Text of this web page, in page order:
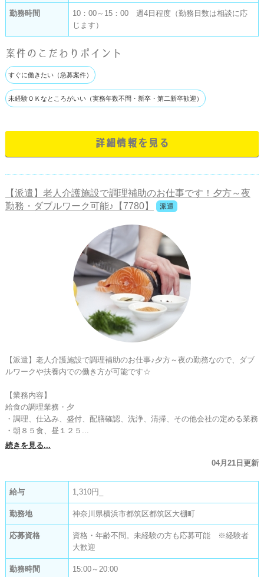
勤務時間
10：00～15：00 週4日程度（勤務日数は相談に応
じます）
案件のこだわりポイント
すぐに働きたい（急募案件）
未経験ＯＫなところがいい（実務年数不問・新卒・第二新卒歓迎）
詳細情報を見る
【派遣】老人介護施設で調理補助のお仕事です！夕方～夜
勤務・ダブルワーク可能♪【7780】
派遣
【派遣】老人介護施設で調理補助のお仕事♪夕方～夜の勤務なので、ダブ
ルワークや扶養内での働き方が可能です☆
【業務内容】
給食の調理業務・夕
・調理、仕込み、盛付、配膳確認、洗浄、清掃、その他会社の定める業務
・朝８５食、昼１２５...
続きを見る...
04月21日更新
給与 1,310円_
勤務地 神奈川県横浜市都筑区都筑区大棚町
応募資格
資格・年齢不問。未経験の方も応募可能 ※経験者
大歓迎
勤務時間 15:00～20:00